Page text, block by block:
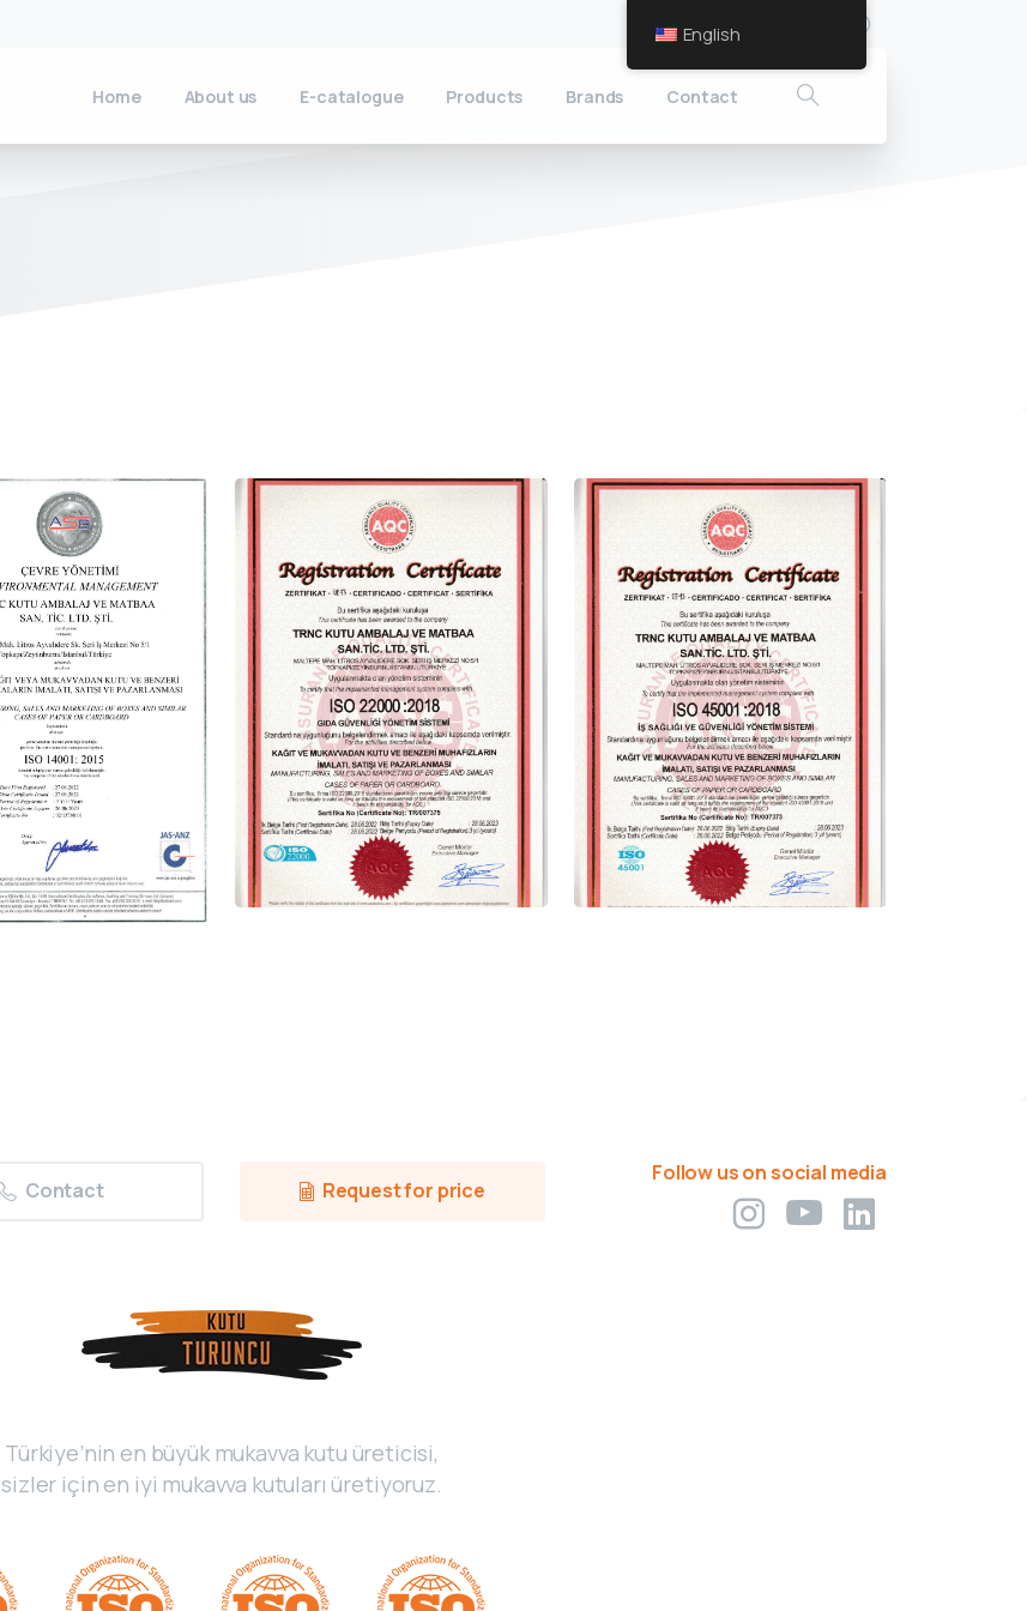
Follow us
Home About us E-catalogue Products Brands Contact
Search
Contact Request for price
Follow us on social media
Türkiye’nin en büyük mukavva kutu üreticisi,
sizler için en iyi mukavva kutuları üretiyoruz.
English